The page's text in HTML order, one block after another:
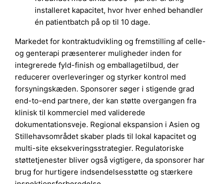
installeret kapacitet, hvor hver enhed behandler
én patientbatch på op til 10 dage.
Markedet for kontraktudvikling og fremstilling af celle-
og genterapi præsenterer muligheder inden for
integrerede fyld-finish og emballagetilbud, der
reducerer overleveringer og styrker kontrol med
forsyningskæden. Sponsorer søger i stigende grad
end-to-end partnere, der kan støtte overgangen fra
klinisk til kommerciel med validerede
dokumentationsveje. Regional ekspansion i Asien og
Stillehavsområdet skaber plads til lokal kapacitet og
multi-site eksekveringsstrategier. Regulatoriske
støttetjenester bliver også vigtigere, da sponsorer har
brug for hurtigere indsendelsesstøtte og stærkere